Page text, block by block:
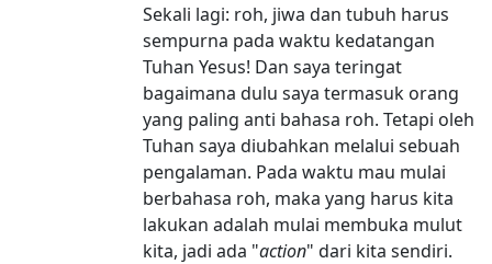
Sekali lagi: roh, jiwa dan tubuh harus
sempurna pada waktu kedatangan
Tuhan Yesus! Dan saya teringat
bagaimana dulu saya termasuk orang
yang paling anti bahasa roh. Tetapi oleh
Tuhan saya diubahkan melalui sebuah
pengalaman. Pada waktu mau mulai
berbahasa roh, maka yang harus kita
lakukan adalah mulai membuka mulut
kita, jadi ada "action" dari kita sendiri.